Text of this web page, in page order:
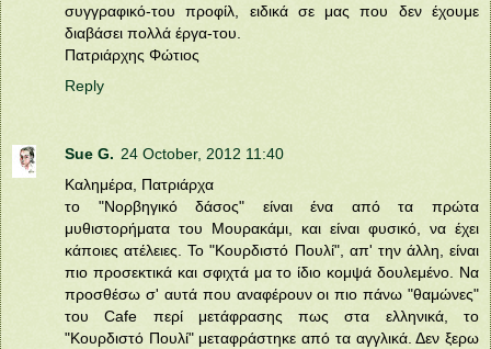
συγγραφικό-του προφίλ, ειδικά σε μας που δεν έχουμε
διαβάσει πολλά έργα-του.
Πατριάρχης Φώτιος
Reply
Sue G. 24 October, 2012 11:40
Καλημέρα, Πατριάρχα
το "Νορβηγικό δάσος" είναι ένα από τα πρώτα
μυθιστορήματα του Μουρακάμι, και είναι φυσικό, να έχει
κάποιες ατέλειες. Το "Κουρδιστό Πουλί", απ' την άλλη, είναι
πιο προσεκτικά και σφιχτά μα το ίδιο κομψά δουλεμένο. Να
προσθέσω σ' αυτά που αναφέρουν οι πιο πάνω "θαμώνες"
του Cafe περί μετάφρασης πως στα ελληνικά, το
"Κουρδιστό Πουλί" μεταφράστηκε από τα αγγλικά. Δεν ξερω